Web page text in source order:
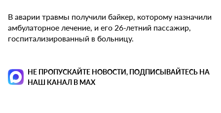
В аварии травмы получили байкер, которому назначили
амбулаторное лечение, и его 26-летний пассажир,
госпитализированный в больницу.
НЕ ПРОПУСКАЙТЕ НОВОСТИ, ПОДПИСЫВАЙТЕСЬ НА
НАШ КАНАЛ В MAX